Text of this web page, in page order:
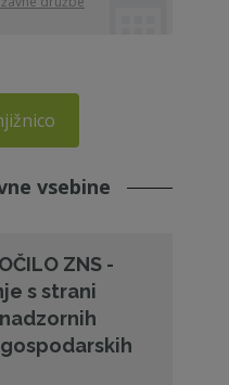
vsebine
ZNS -
s strani